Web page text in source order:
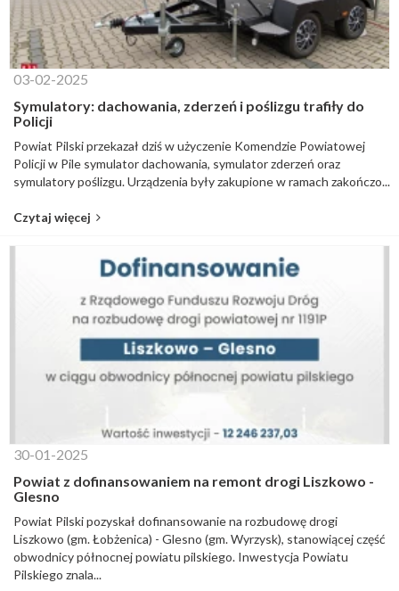
03-02-2025
Symulatory: dachowania, zderzeń i poślizgu trafiły do
Policji
Powiat Pilski przekazał dziś w użyczenie Komendzie Powiatowej
Policji w Pile symulator dachowania, symulator zderzeń oraz
symulatory poślizgu. Urządzenia były zakupione w ramach zakończo...
Czytaj więcej
30-01-2025
Powiat z dofinansowaniem na remont drogi Liszkowo -
Glesno
Powiat Pilski pozyskał dofinansowanie na rozbudowę drogi
Liszkowo (gm. Łobżenica) - Glesno (gm. Wyrzysk), stanowiącej część
obwodnicy północnej powiatu pilskiego. Inwestycja Powiatu
Pilskiego znala...